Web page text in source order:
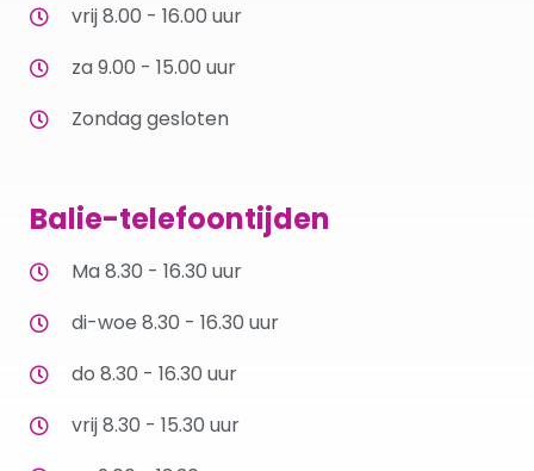
vrij 8.00 - 16.00 uur
za 9.00 - 15.00 uur
Zondag gesloten
Balie-telefoontijden
Ma 8.30 - 16.30 uur
di-woe 8.30 - 16.30 uur
do 8.30 - 16.30 uur
vrij 8.30 - 15.30 uur